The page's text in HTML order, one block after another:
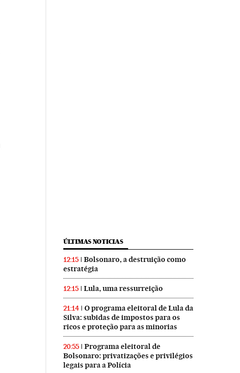
ÚLTIMAS NOTICIAS
12:15
Bolsonaro, a destruição como
estratégia
12:15 Lula, uma ressurreição
21:14
O programa eleitoral de Lula da
Silva: subidas de impostos para os
ricos e proteção para as minorias
20:55
Programa eleitoral de
Bolsonaro: privatizações e privilégios
legais para a Polícia